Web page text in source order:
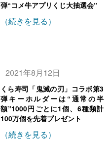
弾“コメ牛アプリくじ大抽選会”
（続きを見る）
2021年8月12日
くら寿司「鬼滅の刃」コラボ第3
弾キーホルダーは“通常の半
額”1000円ごとに1個、6種類計
100万個を先着プレゼント
（続きを見る）